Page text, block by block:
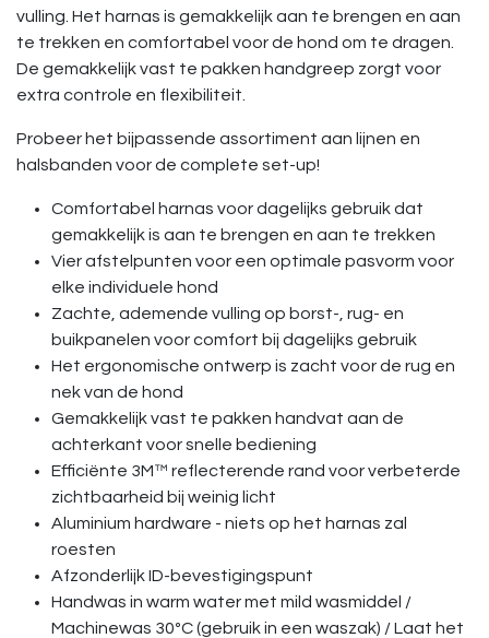
vulling. Het harnas is gemakkelijk aan te brengen en aan
te trekken en comfortabel voor de hond om te dragen.
De gemakkelijk vast te pakken handgreep zorgt voor
extra controle en flexibiliteit.
Probeer het bijpassende assortiment aan lijnen en
halsbanden voor de complete set-up!
Comfortabel harnas voor dagelijks gebruik dat
gemakkelijk is aan te brengen en aan te trekken
Vier afstelpunten voor een optimale pasvorm voor
elke individuele hond
Zachte, ademende vulling op borst-, rug- en
buikpanelen voor comfort bij dagelijks gebruik
Het ergonomische ontwerp is zacht voor de rug en
nek van de hond
Gemakkelijk vast te pakken handvat aan de
achterkant voor snelle bediening
Efficiënte 3M™ reflecterende rand voor verbeterde
zichtbaarheid bij weinig licht
Aluminium hardware - niets op het harnas zal
roesten
Afzonderlijk ID-bevestigingspunt
Handwas in warm water met mild wasmiddel /
Machinewas 30ºC (gebruik in een waszak) / Laat het